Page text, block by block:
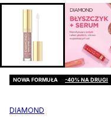
NOWA FORMUŁA -40% NA DRUGI
DIAMOND